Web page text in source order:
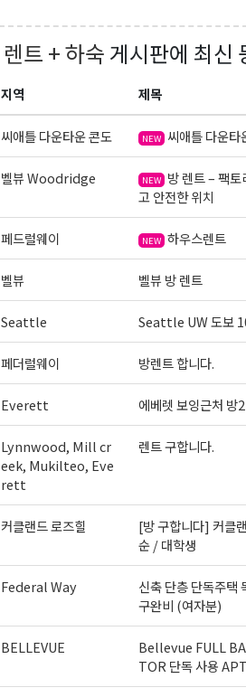
렌트 + 하숙 게시판에 최신
지역 제목
씨애틀 다운타운 콘도 NEW 씨애틀 다운
벨뷰 Woodridge NEW 방 렌트 – 팩토
고 안전한 위치
페드럴웨이 NEW 하우스렌트
벨뷰 벨뷰 방 렌트
Seattle Seattle UW 도보
페더럴웨이 방렌트 합니다.
Everett 에베렛 보잉근처 방
Lynnwood, Mill cr
eek, Mukilteo, Eve
rett
렌트 구합니다.
커클랜드 로즈힐
[방 구합니다] 커클
순 / 대학생
Federal Way
신축 단층 단독주택
구완비 (여자분)
BELLEVUE
Bellevue FULL
TOR 단독 사용